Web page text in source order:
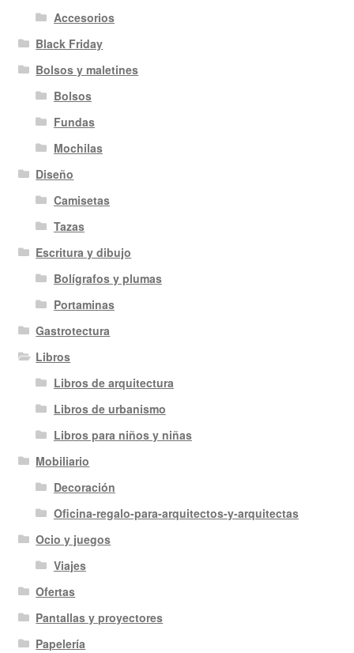
Accesorios
Black Friday
Bolsos y maletines
Bolsos
Fundas
Mochilas
Diseño
Camisetas
Tazas
Escritura y dibujo
Bolígrafos y plumas
Portaminas
Gastrotectura
Libros
Libros de arquitectura
Libros de urbanismo
Libros para niños y niñas
Mobiliario
Decoración
Oficina-regalo-para-arquitectos-y-arquitectas
Ocio y juegos
Viajes
Ofertas
Pantallas y proyectores
Papelería